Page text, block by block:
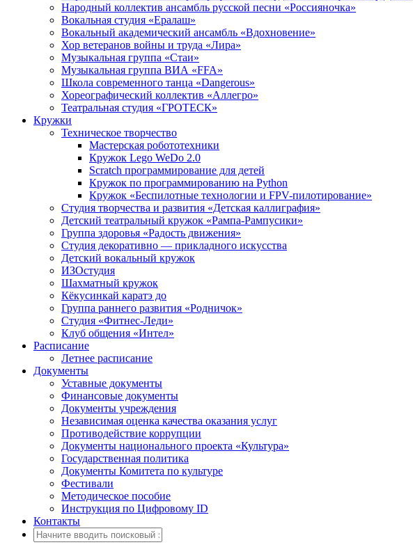
Народный коллектив ансамбль русской песни «Россияночка»
Вокальная студия «Ералаш»
Вокальный академический ансамбль «Вдохновение»
Хор ветеранов войны и труда «Лира»
Музыкальная группа «Стаи»
Музыкальная группа ВИА «FFA»
Школа современного танца «Dangerous»
Хореографический коллектив «Аллегро»
Театральная студия «ГРОТЕСК»
Кружки
Техническое творчество
Мастерская робототехники
Кружок Lego WeDo 2.0
Scratch программирование для детей
Кружок по программированию на Python
Кружок «Беспилотные технологии и FPV-пилотирование»
Студия творчества и развития «Детская каллиграфия»
Детский театральный кружок «Рампа-Рампусики»
Группа здоровья «Радость движения»
Студия декоративно — прикладного искусства
Детский вокальный кружок
ИЗОстудия
Шахматный кружок
Кёкусинкай каратэ до
Группа раннего развития «Родничок»
Cтудия «Фитнес-Леди»
Клуб общения «Интел»
Расписание
Летнее расписание
Документы
Уставные документы
Финансовые документы
Документы учреждения
Независимая оценка качества оказания услуг
Противодействие коррупции
Документы национального проекта «Культура»
Государственная политика
Документы Комитета по культуре
Фестивали
Методическое пособие
Инструкция по Цифровому ID
Контакты